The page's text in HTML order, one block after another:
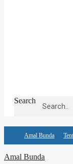
Search
Amal Bunda
Amal Bunda